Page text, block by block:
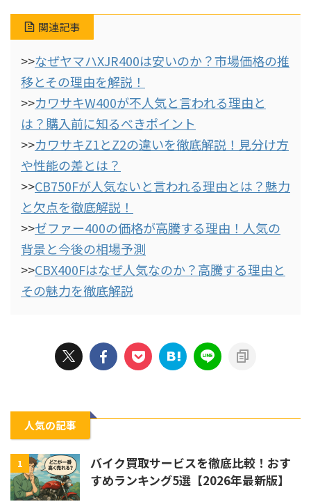
関連記事
>>なぜヤマハXJR400は安いのか？市場価格の推
移とその理由を解説！
>>カワサキW400が不人気と言われる理由と
は？購入前に知るべきポイント
>>カワサキZ1とZ2の違いを徹底解説！見分け方
や性能の差とは？
>>CB750Fが人気ないと言われる理由とは？魅力
と欠点を徹底解説！
>>ゼファー400の価格が高騰する理由！人気の
背景と今後の相場予測
>>CBX400Fはなぜ人気なのか？高騰する理由と
その魅力を徹底解説
人気の記事
1
バイク買取サービスを徹底比較！おす
すめランキング5選【2026年最新版】